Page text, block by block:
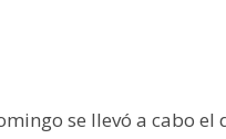
se llevó a cabo